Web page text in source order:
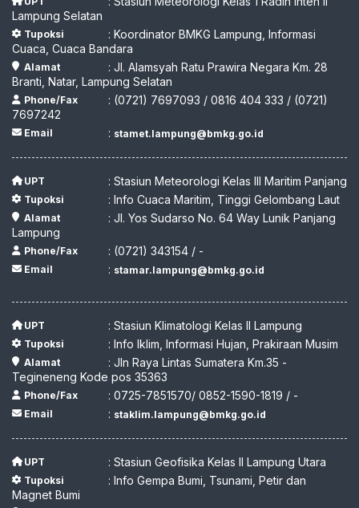
Lampung Selatan
Tupoksi
: Koordinator BMKG Lampung, Informasi
Cuaca, Cuaca Bandara
Alamat
: Jl. Alamsyah Ratu Prawira Negara Km. 28
Branti, Natar, Lampung Selatan
Phone/Fax
: (0721) 7697093 / 0816 404 333 / (0721)
7697242
Email : stamet.lampung@bmkg.go.id
UPT : Stasiun Meteorologi Kelas III Maritim Panjang
Tupoksi : Info Cuaca Maritim, Tinggi Gelombang Laut
Alamat
: Jl. Yos Sudarso No. 64 Way Lunik Panjang
Lampung
Phone/Fax : (0721) 343154 / -
Email : stamar.lampung@bmkg.go.id
UPT : Stasiun Klimatologi Kelas II Lampung
Tupoksi : Info Iklim, Informasi Hujan, Prakiraan Musim
Alamat
: Jln Raya Lintas Sumatera Km.35 -
Tegineneng Kode pos 35363
Phone/Fax : 0725-7851570/ 0852-1590-1819 / -
Email : staklim.lampung@bmkg.go.id
UPT : Stasiun Geofisika Kelas II Lampung Utara
Tupoksi
: Info Gempa Bumi, Tsunami, Petir dan
Magnet Bumi